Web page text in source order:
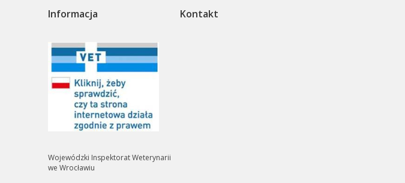
Informacja
Wojewódzki Inspektorat Weterynarii
we Wrocławiu
Kontakt